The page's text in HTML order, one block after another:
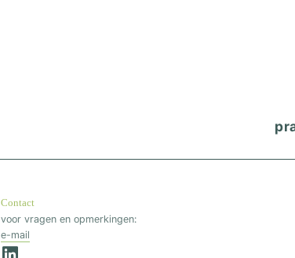
Contact
voor vragen en opmerkingen:
e-mail